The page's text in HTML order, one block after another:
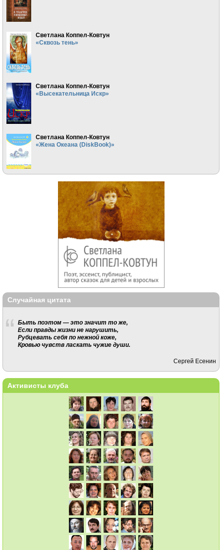
Светлана Коппел-Ковтун
«Сквозь тень»
Светлана Коппел-Ковтун
«Высекательница Искр»
Светлана Коппел-Ковтун
«Жена Океана (DiskBook)»
Случайная цитата
Быть поэтом — это значит то же,
Если правды жизни не нарушить,
Рубцевать себя по нежной коже,
Кровью чувств ласкать чужие души.
Сергей Есенин
Активисты клуба